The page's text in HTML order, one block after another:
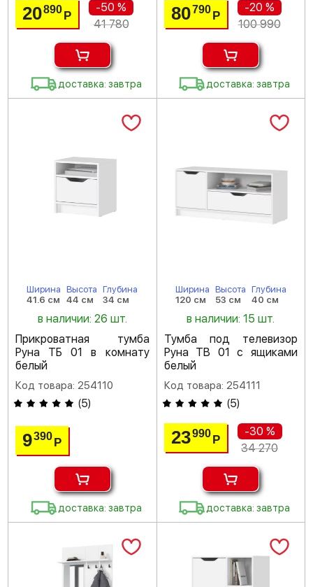
20890Р
-50 %
41 780
доставка: завтра
80790 Р
-20 %
100 990
доставка: завтра
Ширина
41.6 см
Высота
44 см
Глубина
34 см
в наличии: 26 шт.
Прикроватная тумба
Руна ТБ 01 в комнату
белый
Код товара: 254110
(5)
9390Р
доставка: завтра
Ширина
120 см
Высота
53 см
Глубина
40 см
в наличии: 15 шт.
Тумба под телевизор
Руна ТВ 01 с ящиками
белый
Код товара: 254111
(5)
23990 Р
-30 %
34 270
доставка: завтра